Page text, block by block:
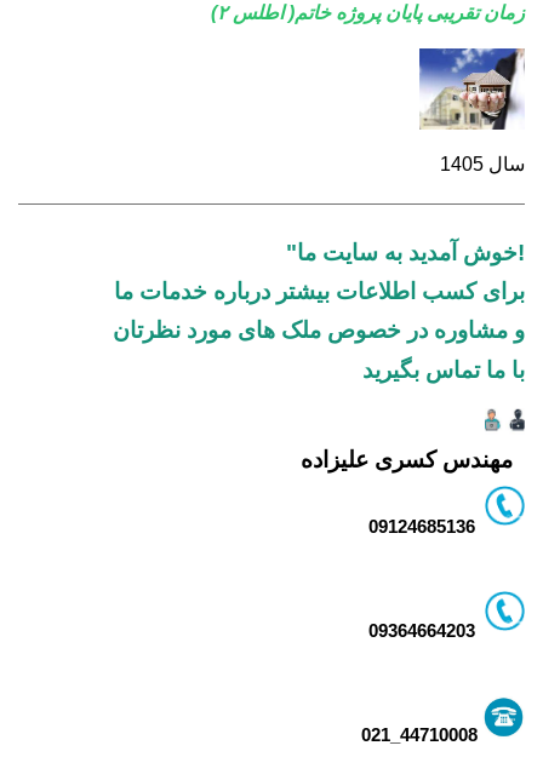
زمان تقریبی پایان پروژه خاتم(اطلس ۲)
سال 1405
!خوش آمدید به سایت ما"
برای کسب اطلاعات بیشتر درباره خدمات ما
و مشاوره در خصوص ملک های مورد نظرتان
با ما تماس بگیرید
مهندس کسری علیزاده